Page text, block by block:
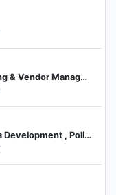
Director of Strategic Sourcing & Vendor Managements’
General Director of Business Development , Policies and Strategic partnerships